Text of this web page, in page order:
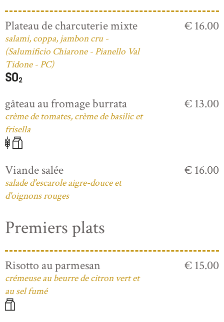
Plateau de charcuterie mixte
salami, coppa, jambon cru -
(Salumificio Chiarone - Pianello Val
Tidone - PC)
€ 16.00
gâteau au fromage burrata
crème de tomates, crème de basilic et
frisella
€ 13.00
Viande salée
salade d'escarole aigre-douce et
d'oignons rouges
€ 16.00
Premiers plats
Risotto au parmesan
crémeuse au beurre de citron vert et
au sel fumé
€ 15.00